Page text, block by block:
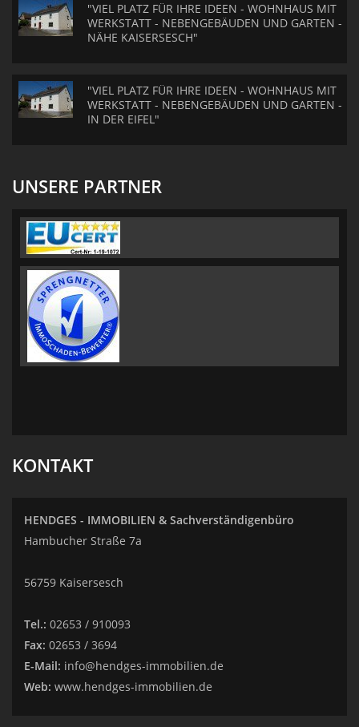
"VIEL PLATZ FÜR IHRE IDEEN - WOHNHAUS MIT
WERKSTATT - NEBENGEBÄUDEN UND GARTEN -
NÄHE KAISERSESCH"
"VIEL PLATZ FÜR IHRE IDEEN - WOHNHAUS MIT
WERKSTATT - NEBENGEBÄUDEN UND GARTEN -
IN DER EIFEL"
UNSERE PARTNER
KONTAKT
HENDGES - IMMOBILIEN & Sachverständigenbüro
Hambucher Straße 7a
56759 Kaisersesch
Tel.: 02653 / 910093
Fax: 02653 / 3694
E-Mail: info@hendges-immobilien.de
Web: www.hendges-immobilien.de